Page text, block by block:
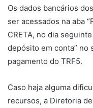
Os dados bancários
ser acessados na aba
CRETA, no dia
depósito em conta” no
pagamento do TRF5.
Caso haja alguma
recursos, a Diretoria